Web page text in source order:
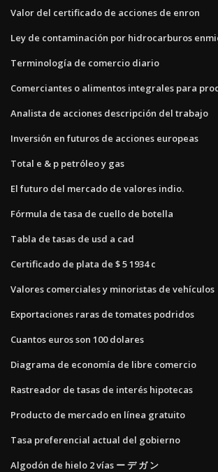
Valor del certificado de acciones de enron
Ley de contaminación por hidrocarburos
Terminología de comercio diario
Comerciantes o alimentos integrales para
Analista de acciones descripción del trabajo
Inversión en futuros de acciones europeas
Total e & p petróleo y gas
El futuro del mercado de valores indio.
Fórmula de tasa de cuello de botella
Tabla de tasas de usd a cad
Certificado de plata de $ 5 1934 c
Valores comerciales y minoristas de vehículos
Exportaciones raras de tomates podridos
Cuantos euros son 100 dolares
Diagrama de economía de libre comercio
Rastreador de tasas de interés hipotecas
Producto de mercado en línea gratuito
Tasa preferencial actual del gobierno
Algodón de hielo 2 vías ー デ ガ ン